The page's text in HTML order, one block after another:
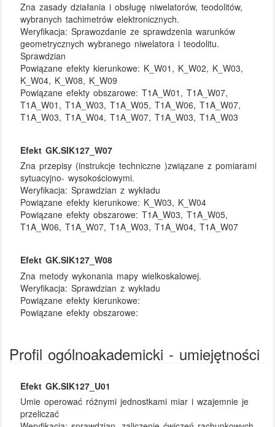
Zna zasady działania i obsługę niwelatorów, teodolitów,
wybranych tachimetrów elektronicznych.
Weryfikacja:Sprawozdanie ze sprawdzenia warunków
geometrycznych wybranego niwelatora i teodolitu.
Sprawdzian
Powiązane efekty kierunkowe: K_W01, K_W02, K_W03,
K_W04, K_W08, K_W09
Powiązane efekty obszarowe:T1A_W01, T1A_W07,
T1A_W01, T1A_W03, T1A_W05, T1A_W06, T1A_W07,
T1A_W03, T1A_W04, T1A_W07, T1A_W03, T1A_W03
Efekt GK.SIK127_W07
Zna przepisy (instrukcje techniczne )związane z pomiarami
sytuacyjno- wysokościowymi.
Weryfikacja:Sprawdzian z wykładu
Powiązane efekty kierunkowe: K_W03, K_W04
Powiązane efekty obszarowe:T1A_W03, T1A_W05,
T1A_W06, T1A_W07, T1A_W03, T1A_W04, T1A_W07
Efekt GK.SIK127_W08
Zna metody wykonania mapy wielkoskalowej.
Weryfikacja:Sprawdzian z wykładu
Powiązane efekty kierunkowe:
Powiązane efekty obszarowe:
Profil ogólnoakademicki - umiejętności
Efekt GK.SIK127_U01
Umie operować różnymi jednostkami miar i wzajemnie je
przeliczać